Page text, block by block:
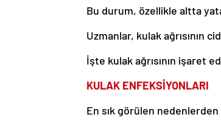
Bu durum, özellikle altta
Uzmanlar, kulak ağrısının
İşte kulak ağrısının işaret
KULAK ENFEKSİYONLARI
En sık görülen nedenlerden